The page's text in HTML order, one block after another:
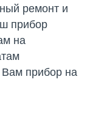
ремонт и
прибор
на
прибор на